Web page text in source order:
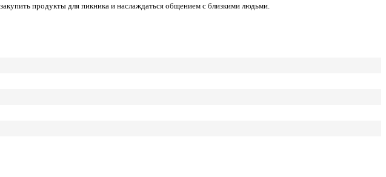
продукты для пикника и наслаждаться общением с близкими людьми.